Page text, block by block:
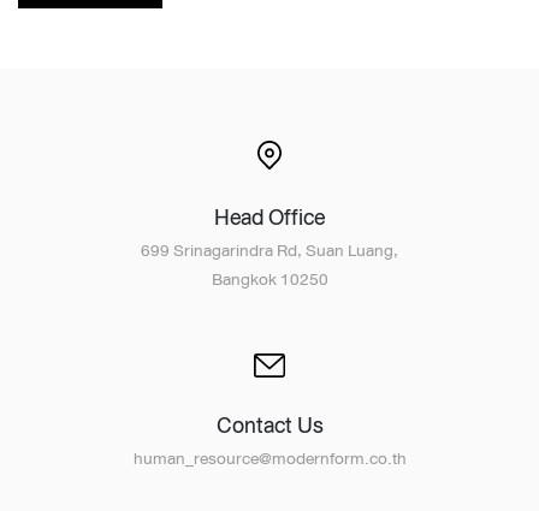
Head Office
699 Srinagarindra Rd, Suan Luang,
Bangkok 10250
Contact Us
human_resource@modernform.co.th